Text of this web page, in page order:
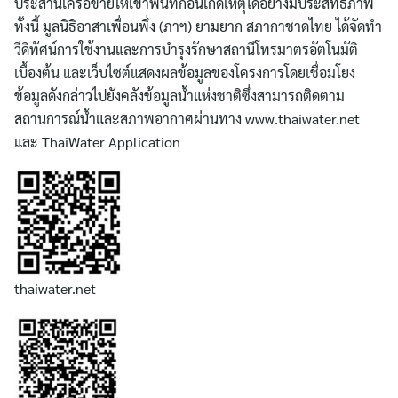
สำหรับ:
ทั้งนี้ มูลนิธิอาสาเพื่อนพึ่ง (ภาฯ) ยามยาก สภากาชาดไทย ได้จัดทำ
วีดิทัศน์การใช้งานและการบำรุงรักษาสถานีโทรมาตรอัตโนมัติ
เบื้องต้น และเว็บไซต์แสดงผลข้อมูลของโครงการโดยเชื่อมโยง
ข้อมูลดังกล่าวไปยังคลังข้อมูลน้ำแห่งชาติซึ่งสามารถติดตาม
สถานการณ์น้ำและสภาพอากาศผ่านทาง www.thaiwater.net
และ ThaiWater Application
thaiwater.net